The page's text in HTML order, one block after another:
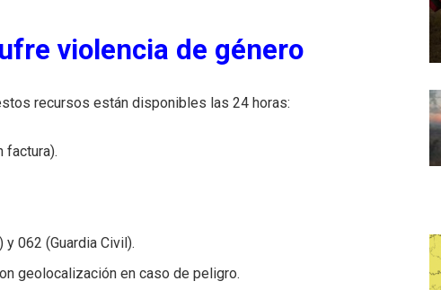
violencia de género
recursos están disponibles las 24 horas:
factura).
062 (Guardia Civil).
geolocalización en caso de peligro.